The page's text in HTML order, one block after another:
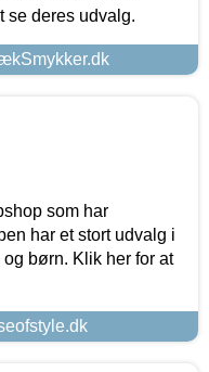
se deres udvalg.
som har
har et stort udvalg i
børn. Klik her for at